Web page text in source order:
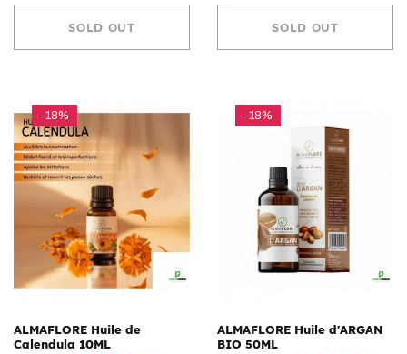
SOLD OUT SOLD OUT
-18%
ALMAFLORE Huile de
Calendula 10ML
-18%
ALMAFLORE Huile d'ARGAN
BIO 50ML